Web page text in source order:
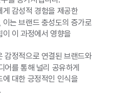
감성적 경험을 제공한
는 브랜드 충성도의 증가로
이 과정에서 영향을
감정적으로 연결된 브랜드와
어를 통해 널리 공유하게
대한 긍정적인 인식을